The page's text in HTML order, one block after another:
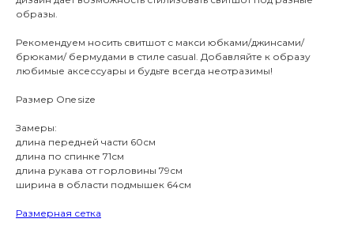
образы.
Рекомендуем носить свитшот с макси юбками/джинсами/
брюками/ бермудами в стиле casual. Добавляйте к образу
любимые аксессуары и будьте всегда неотразимы!
Размер One size
Замеры:
длина передней части 60см
длина по спинке 71см
длина рукава от горловины 79см
ширина в области подмышек 64см
Размерная сетка